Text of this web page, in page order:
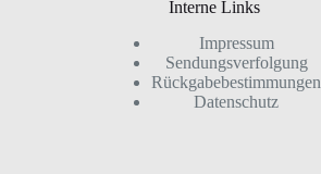
Interne Links
Impressum
Sendungsverfolgung
Rückgabebestimmungen
Datenschutz